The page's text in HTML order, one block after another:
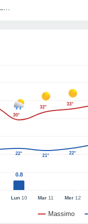
Massimo
Lun10 Mar 11 Mer12
0.8
30°
32°
33°
22° 21° 22°